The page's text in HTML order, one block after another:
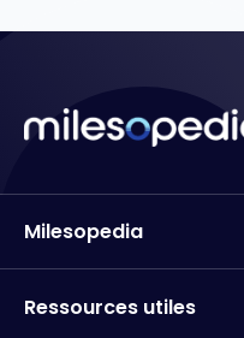
Milesopedia
Ressources utiles